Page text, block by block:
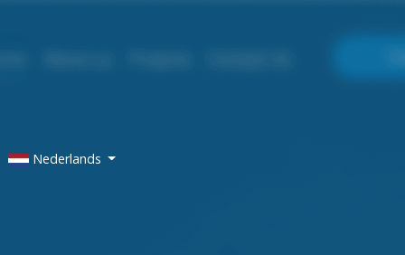
Nederlands